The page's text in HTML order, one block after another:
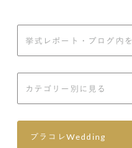
プラコレWedding